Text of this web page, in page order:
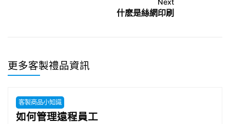
什麽是絲網印刷
更多客製禮品資訊
客製商品小知識
如何管理遠程員工